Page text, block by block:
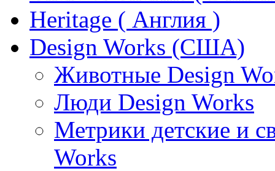
Heritage ( Англия )
Design Works (США)
Животные Design
Люди Design Works
Метрики детские и
Works